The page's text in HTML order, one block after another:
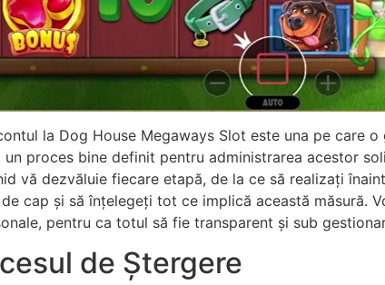
la Dog House Megaways Slot este una pe care o
proces bine definit pentru administrarea acestor
vă dezvăluie fiecare etapă, de la ce să realizați
cap și să înțelegeți tot ce implică această măsură.
pentru ca totul să fie transparent și sub
de Ștergere